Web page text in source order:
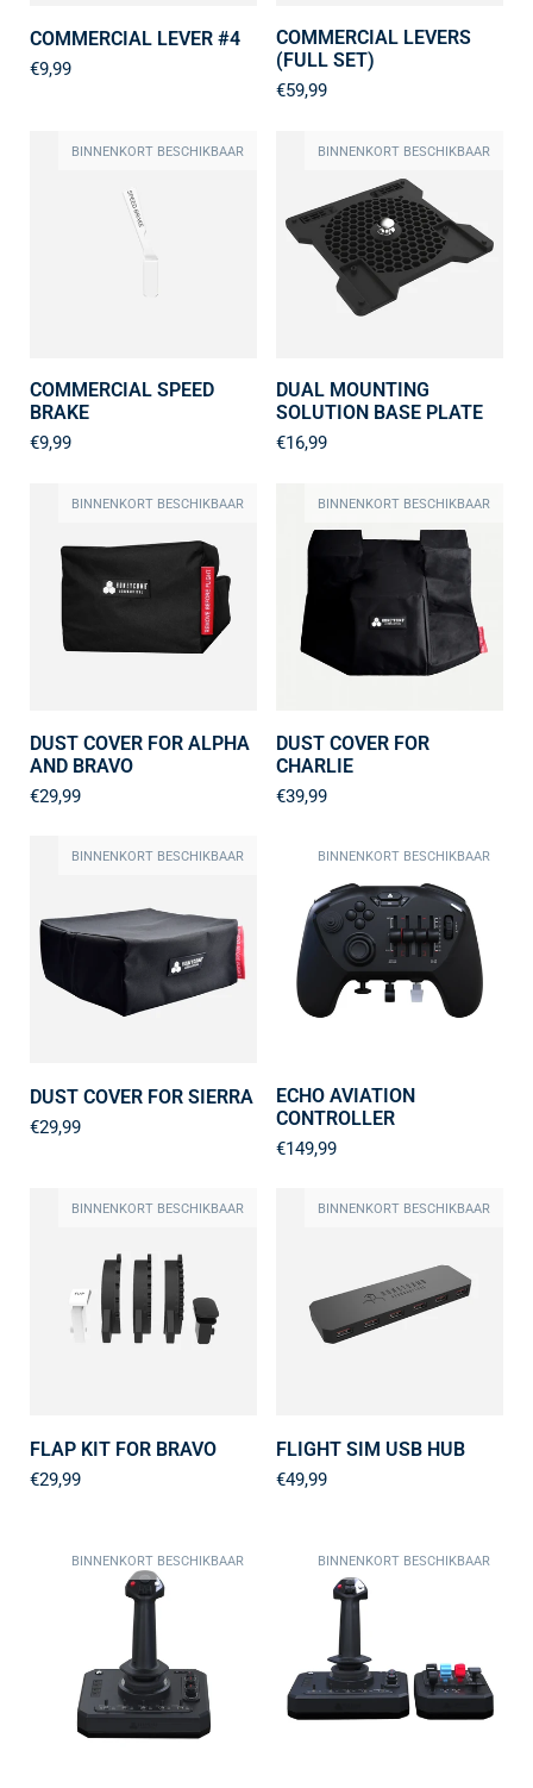
COMMERCIAL LEVER #4
€9,99
COMMERCIAL LEVERS
(FULL SET)
€59,99
COMMERCIAL SPEED
BRAKE
€9,99
BINNENKORT BESCHIKBAAR
DUAL MOUNTING
SOLUTION BASE PLATE
€16,99
BINNENKORT BESCHIKBAAR
DUST COVER FOR ALPHA
AND BRAVO
€29,99
BINNENKORT BESCHIKBAAR
DUST COVER FOR
CHARLIE
€39,99
BINNENKORT BESCHIKBAAR
DUST COVER FOR SIERRA
€29,99
BINNENKORT BESCHIKBAAR
ECHO AVIATION
CONTROLLER
€149,99
BINNENKORT BESCHIKBAAR
FLAP KIT FOR BRAVO
€29,99
BINNENKORT BESCHIKBAAR
FLIGHT SIM USB HUB
€49,99
BINNENKORT BESCHIKBAAR
BINNENKORT BESCHIKBAAR BINNENKORT BESCHIKBAAR